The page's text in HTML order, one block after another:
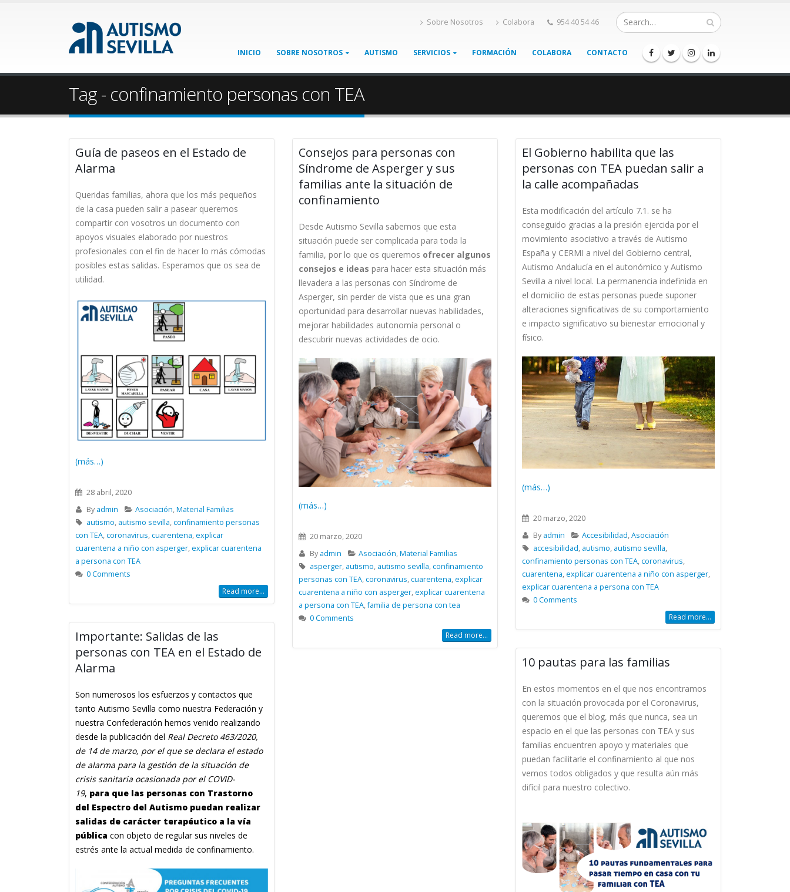
Sobre Nosotros Colabora 954 40 54 46
INICIO SOBRE NOSOTROS AUTISMO SERVICIOS FORMACIÓN COLABORA CONTACTO
Tag - confinamiento personas con TEA
Guía de paseos en el Estado de
Alarma
Queridas familias, ahora que los más pequeños
de la casa pueden salir a pasear queremos
compartir con vosotros un documento con
apoyos visuales elaborado por nuestros
profesionales con el fin de hacer lo más cómodas
posibles estas salidas. Esperamos que os sea de
utilidad.
(más…)
28 abril, 2020
By admin Asociación,Material Familias
autismo, autismo sevilla,confinamiento personas
con TEA,coronavirus,cuarentena,explicar
cuarentena a niño con asperger,explicar cuarentena
a persona con TEA
0 Comments
Read more...
Consejos para personas con
Síndrome de Asperger y sus
familias ante la situación de
confinamiento
Desde Autismo Sevilla sabemos que esta
situación puede ser complicada para toda la
familia, por lo que os queremos ofrecer algunos
consejos e ideas para hacer esta situación más
llevadera a las personas con Síndrome de
Asperger, sin perder de vista que es una gran
oportunidad para desarrollar nuevas habilidades,
mejorar habilidades autonomía personal o
descubrir nuevas actividades de ocio.
(más…)
20 marzo, 2020
By admin Asociación,Material Familias
asperger, autismo, autismo sevilla,confinamiento
personas con TEA,coronavirus,cuarentena,explicar
cuarentena a niño con asperger,explicar cuarentena
a persona con TEA,familia de persona con tea
0 Comments
Read more...
El Gobierno habilita que las
personas con TEA puedan salir a
la calle acompañadas
Esta modificación del artículo 7.1. se ha
conseguido gracias a la presión ejercida por el
movimiento asociativo a través de Autismo
España y CERMI a nivel del Gobierno central,
Autismo Andalucía en el autonómico y Autismo
Sevilla a nivel local. La permanencia indefinida en
el domicilio de estas personas puede suponer
alteraciones significativas de su comportamiento
e impacto significativo su bienestar emocional y
físico.
(más…)
20 marzo, 2020
By admin Accesibilidad,Asociación
accesibilidad, autismo, autismo sevilla,
confinamiento personas con TEA,coronavirus,
cuarentena,explicar cuarentena a niño con asperger,
explicar cuarentena a persona con TEA
0 Comments
Read more...
Importante: Salidas de las
personas con TEA en el Estado de
Alarma
Son numerosos los esfuerzos y contactos que
tanto Autismo Sevilla como nuestra Federación y
nuestra Confederación hemos venido realizando
desde la publicación del Real Decreto 463/2020,
de 14 de marzo, por el que se declara el estado
de alarma para la gestión de la situación de
crisis sanitaria ocasionada por el COVID-
19, para que las personas con Trastorno
del Espectro del Autismo puedan realizar
salidas de carácter terapéutico a la vía
pública con objeto de regular sus niveles de
estrés ante la actual medida de confinamiento.
10 pautas para las familias
En estos momentos en el que nos encontramos
con la situación provocada por el Coronavirus,
queremos que el blog, más que nunca, sea un
espacio en el que las personas con TEA y sus
familias encuentren apoyo y materiales que
puedan facilitarle el confinamiento al que nos
vemos todos obligados y que resulta aún más
difícil para nuestro colectivo.